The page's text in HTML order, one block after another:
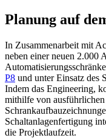
Planung auf
In Zusammenarbeit mit
neben einer neuen 2.000
P8 und unter Einsatz des
Indem das Engineering,
mithilfe von
Schaltanlagenfertigung
die Projektlaufzeit.